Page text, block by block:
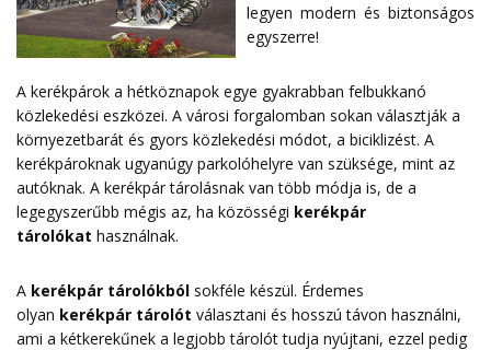
legyen modern és biztonságos
egyszerre!
A kerékpárok a hétköznapok egye gyakrabban felbukkanó
közlekedési eszközei. A városi forgalomban sokan választják a
környezetbarát és gyors közlekedési módot, a biciklizést. A
kerékpároknak ugyanúgy parkolóhelyre van szüksége, mint az
autóknak. A kerékpár tárolásnak van több módja is, de a
legegyszerűbb mégis az, ha közösségi kerékpár
tárolókat használnak.
A kerékpár tárolókból sokféle készül. Érdemes
olyan kerékpár tárolót választani és hosszú távon használni,
ami a kétkerekűnek a legjobb tárolót tudja nyújtani, ezzel pedig